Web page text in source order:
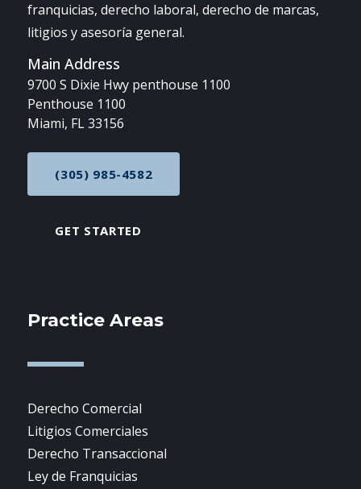
franquicias, derecho laboral, derecho de marcas,
litigios y asesoría general.
Main Address
9700 S Dixie Hwy penthouse 1100
Penthouse 1100
Miami, FL 33156
CALL NOW AT
(305) 985-4582
GET STARTED
Practice Areas
Derecho Comercial
Litigios Comerciales
Derecho Transaccional
Ley de Franquicias